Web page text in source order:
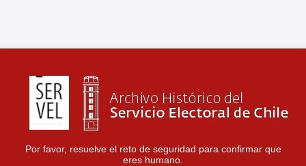
Por favor, resuelve el reto de seguridad para confirmar que
eres humano.